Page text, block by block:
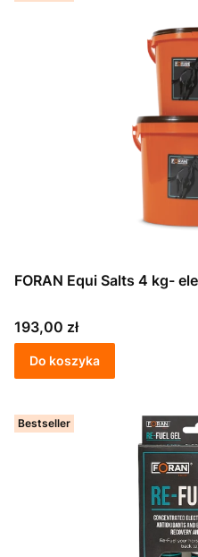
FORAN Equi Salts 4 kg-
Cena
193,00 zł
Do koszyka
Bestseller